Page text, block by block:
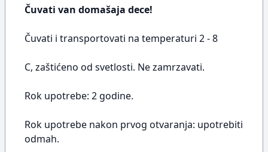
Čuvati van domašaja dece!
Čuvati i transportovati na temperaturi 2 - 8
C, zaštićeno od svetlosti. Ne zamrzavati.
Rok upotrebe: 2 godine.
Rok upotrebe nakon prvog otvaranja: upotrebiti
odmah.